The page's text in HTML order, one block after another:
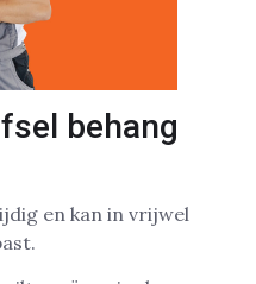
behang
en kan in vrijwel